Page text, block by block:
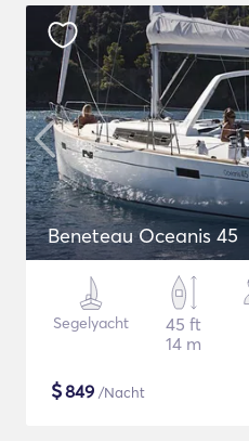
Beneteau Oceanis 45
Segelyacht
45 ft
14 m
$849 /Nacht